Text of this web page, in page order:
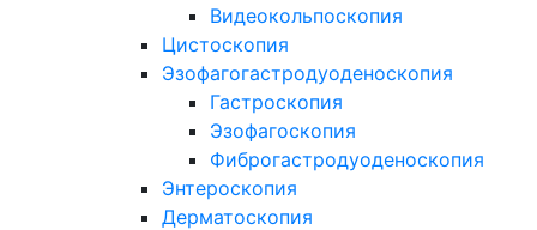
Видеокольпоскопия
Цистоскопия
Эзофагогастродуоденоскопия
Гастроскопия
Эзофагоскопия
Фиброгастродуоденоскопия
Энтероскопия
Дерматоскопия